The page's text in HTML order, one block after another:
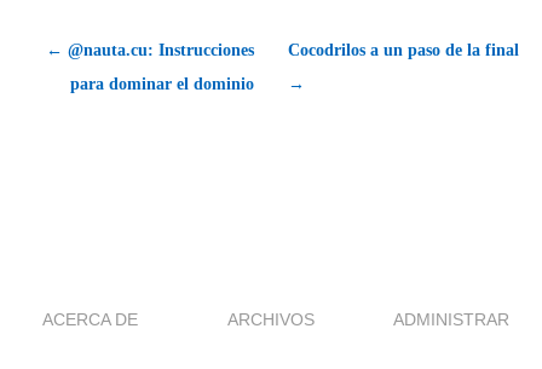
← @nauta.cu: Instrucciones
para dominar el dominio
Cocodrilos a un paso de la final
→
ACERCA DE ARCHIVOS ADMINISTRAR